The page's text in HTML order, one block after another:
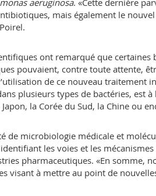
aeruginosa. «Cette dernière
mais également le
ont remarqué que certaines
pouvaient, contre toute attente,
de ce nouveau traitement
plusieurs types de bactéries, est
la Corée du Sud, la Chine ou
de microbiologie médicale et
les voies et les
pharmaceutiques. «En somme,
visant à mettre au point de